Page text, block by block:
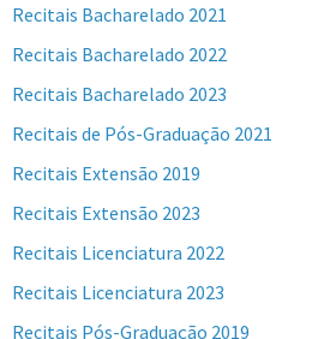
Recitais Bacharelado 2021
Recitais Bacharelado 2022
Recitais Bacharelado 2023
Recitais de Pós-Graduação 2021
Recitais Extensão 2019
Recitais Extensão 2023
Recitais Licenciatura 2022
Recitais Licenciatura 2023
Recitais Pós-Graduação 2019